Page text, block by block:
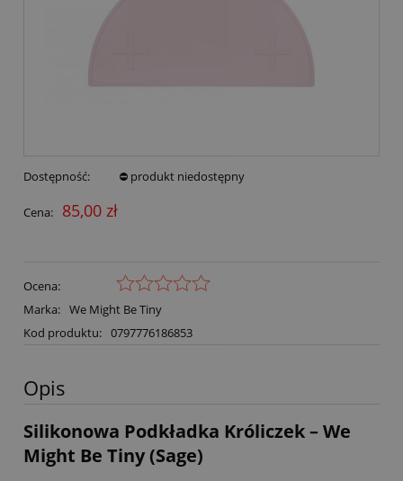
Dostępność: ⛔ produkt niedostępny
Cena: 85,00 zł
Ocena:
Marka: We Might Be Tiny
Kod produktu: 0797776186853
Opis
Silikonowa Podkładka Króliczek – We
Might Be Tiny (Sage)